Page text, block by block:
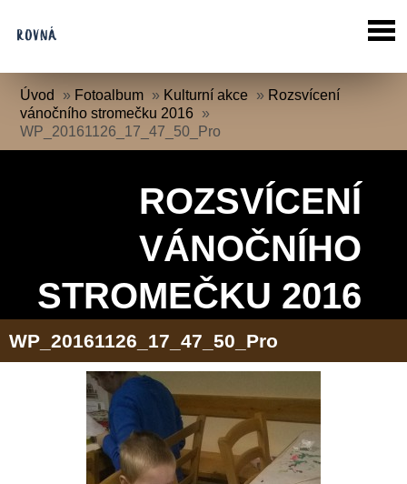
Úvod » Fotoalbum » Kulturní akce » Rozsvícení
vánočního stromečku 2016 »
WP_20161126_17_47_50_Pro
ROZSVÍCENÍ
VÁNOČNÍHO
STROMEČKU 2016
WP_20161126_17_47_50_Pro